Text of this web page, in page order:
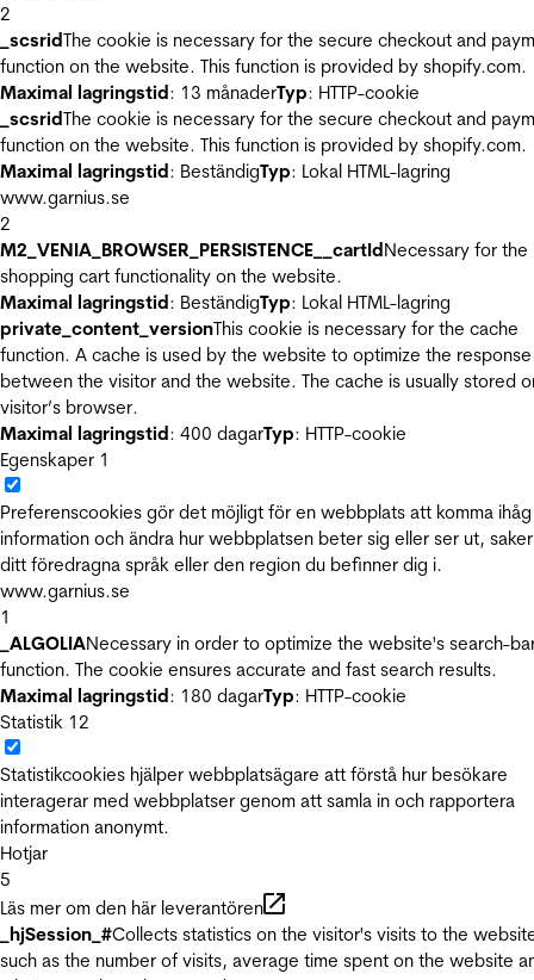
2
_scsridThe cookie is necessary for the secure checkout and
function on the website. This function is provided by shopify.com.
Maximal lagringstid: 13 månaderTyp: HTTP-cookie
_scsridThe cookie is necessary for the secure checkout and
function on the website. This function is provided by shopify.com.
Maximal lagringstid: BeständigTyp: Lokal HTML-lagring
www.garnius.se
2
M2_VENIA_BROWSER_PERSISTENCE__cartIdNecessary for the
shopping cart functionality on the website.
Maximal lagringstid: BeständigTyp: Lokal HTML-lagring
private_content_versionThis cookie is necessary for the cache
function. A cache is used by the website to optimize the
between the visitor and the website. The cache is usually stored
visitor’s browser.
Maximal lagringstid: 400 dagarTyp: HTTP-cookie
Egenskaper 1
Preferenscookies gör det möjligt för en webbplats att komma ihåg
information och ändra hur webbplatsen beter sig eller ser ut,
ditt föredragna språk eller den region du befinner dig i.
www.garnius.se
1
_ALGOLIANecessary in order to optimize the website's search-
function. The cookie ensures accurate and fast search results.
Maximal lagringstid: 180 dagarTyp: HTTP-cookie
Statistik 12
Statistikcookies hjälper webbplatsägare att förstå hur besökare
interagerar med webbplatser genom att samla in och rapportera
information anonymt.
Hotjar
5
Läs mer om den här leverantören
_hjSession_#Collects statistics on the visitor's visits to the
such as the number of visits, average time spent on the website